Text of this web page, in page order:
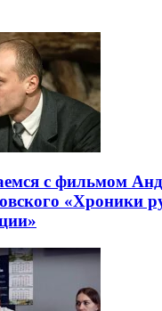
с фильмом
«Хроники